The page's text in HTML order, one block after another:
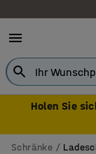
Holen Sie
Schränke